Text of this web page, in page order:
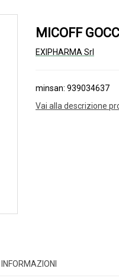
MICOFF
EXIPHARMA Srl
minsan: 939034637
Vai alla descrizione
INFORMAZIONI